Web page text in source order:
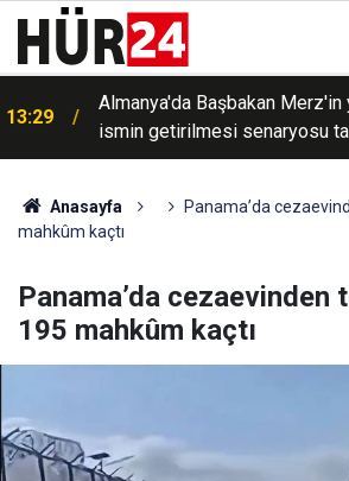
13:29
Almanya'da Başbakan
ismin getirilmesi senaryosu
Anasayfa
Panama’da
mahkûm kaçtı
Panama’da cezaevinden
195 mahkûm kaçtı